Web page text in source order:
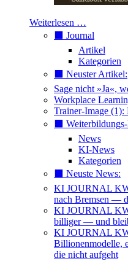
Weiterlesen …
⬛️ Journal
Artikel
Kategorien
⬛️ Neuster Artikel:
Sage nicht »Ja«,
Workplace
Trainer-Image (1):
⬛️
News
KI-News
Kategorien
⬛️ Neuste News:
KI JOURNAL
nach Bremsen —
KI JOURNAL
billiger — und
KI JOURNAL
Billionenmodelle,
die nicht aufgeht